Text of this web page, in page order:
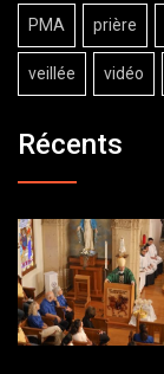
PMA prière
veillée vidéo
Récents